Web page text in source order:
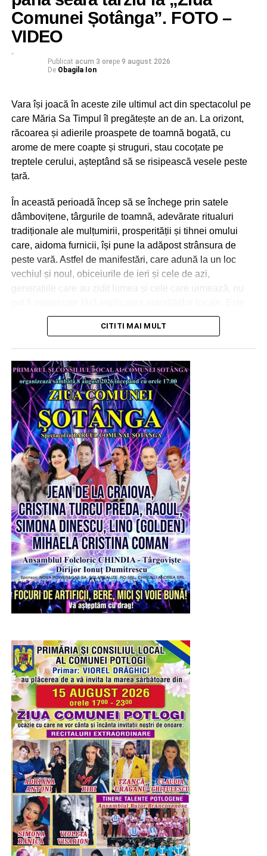
Comunei Șotânga”. FOTO –
VIDEO
Publicat acum 3 orepe 9 august 2026
De Obagila Ion
Vara își joacă în aceste zile ultimul act din spectacolul pe
care Măria Sa Timpul îl pregătește an de an. La orizont,
răcoarea și adierile proaspete de toamnă bogată, cu
arome de mere coapte și struguri, stau cocoțate pe
treptele cerului, așteptând să se risipească vesele peste
țară.
În această perioadă încep să se închege prin satele
dâmbovițene, târgurile de toamnă, adevărate ritualuri
tradiționale ale mulțumirii, prosperității și tihnei omului
care, aidoma furnicii, își pune la adăpost strânsura de
peste vară. Astfel de manifestări, care adună la un loc
vechiul și noul, obiceiurile de ieri și cele de azi,
generațiile care au zidit lumea și cele care urmează, nu
drept, vremurile, convulsiile acestei planete care parcă nu
își mai găsește azimutul în Univers, nu prea sunt
favorabile unor sărbători. Dar noi, românii, avem modul
nostru de a mulțumi cerului și pământului, Celui care ne
veghează din Infinit, pentru grijă și pentru ceea ce ne
oferă spre a trăi feriți de rele și oarecum îndestulați. „Zilele
comunelor”, care se încropesc pe ici pe colea, unde se
adună toată suflarea satului pentru a petrece, pentru a ieși
din rutina existențială, au tocmai acest dar. Unesc.
Încheagă. Întăresc.
Ieri – 8 august 2026, a fost Șotânga. Înainte de a porni
petrecerea, în cadrul ședinței festive a Consiliului Local
prilejuită de sărbătoarea comunei, primarul Constantin
Stroe a premiat cuplurile care, în ciuda tuturor
vicisitudinilor existențiale, au înfruntat viața, timpul,
destinul și, legați prin încredere și iubire, au depășit
bariera celor 50 de ani de statornicie întru familie.
Maratonul de sărbătoare s-a consumat în parcul de
CITITI MAI MULT